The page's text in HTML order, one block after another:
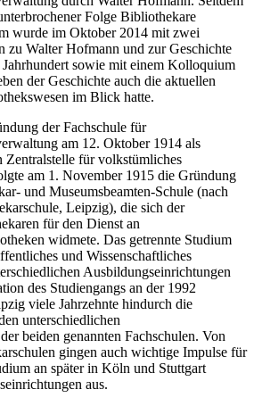
Folge Bibliothekare
wurde im Oktober 2014 mit zwei
zu Walter Hofmann und zur Geschichte
sowie mit einem Kolloquium
der Geschichte auch die aktuellen
im Blick hatte.
der Fachschule für
am 12. Oktober 1914 als
Zentralstelle für volkstümliches
am 1. November 1915 die Gründung
und Museumsbeamten-Schule (nach
Leipzig), die sich der
für den Dienst an
widmete. Das getrennte Studium
und Wissenschaftliches
Ausbildungseinrichtungen
des Studiengangs an der 1992
viele Jahrzehnte hindurch die
unterschiedlichen
beiden genannten Fachschulen. Von
gingen auch wichtige Impulse für
an später in Köln und Stuttgart
aus.